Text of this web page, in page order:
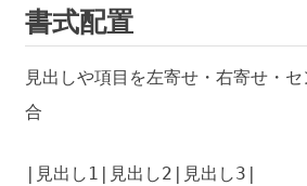
書式配置
見出しや項目を左寄せ・右寄せ・
合
|見出し1|見出し2|見出し3|